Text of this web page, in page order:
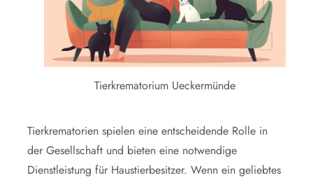
Tierkrematorium Ueckermünde
Tierkrematorien spielen eine entscheidende Rolle in
der Gesellschaft und bieten eine notwendige
Dienstleistung für Haustierbesitzer. Wenn ein geliebtes